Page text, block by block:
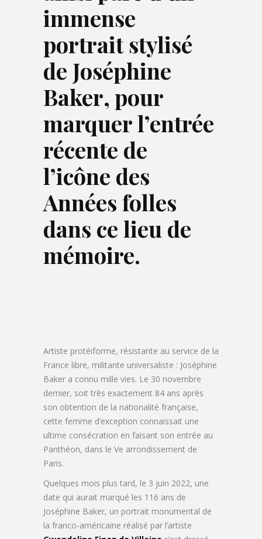
immense
portrait stylisé
de Joséphine
Baker,pour
marquer l’entrée
récente de
l’icône des
Années folles
dans ce lieu de
mémoire.
Artiste protéiforme, résistante au service de la
France libre, militante universaliste : Joséphine
Baker a connu mille vies. Le 30 novembre
dernier, soit très exactement 84 ans après
son obtention de la nationalité française,
cette femme d’exception connaissait une
ultime consécration en faisant son entrée au
Panthéon, dans le Ve arrondissement de
Paris.
Quelques mois plus tard, le 3 juin 2022, une
date qui aurait marqué les 116 ans de
Joséphine Baker, un portrait monumental de
la franco-américaine réalisé par l’artiste